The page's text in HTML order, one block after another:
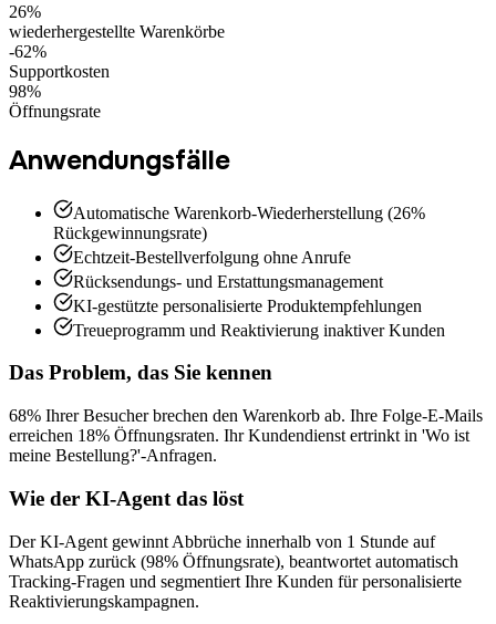
26%
wiederhergestellte Warenkörbe
-62%
Supportkosten
98%
Öffnungsrate
Anwendungsfälle
Automatische Warenkorb-Wiederherstellung (26%
Rückgewinnungsrate)
Echtzeit-Bestellverfolgung ohne Anrufe
Rücksendungs- und Erstattungsmanagement
KI-gestützte personalisierte Produktempfehlungen
Treueprogramm und Reaktivierung inaktiver Kunden
Das Problem, das Sie kennen
68% Ihrer Besucher brechen den Warenkorb ab. Ihre Folge-E-Mails
erreichen 18% Öffnungsraten. Ihr Kundendienst ertrinkt in 'Wo ist
meine Bestellung?'-Anfragen.
Wie der KI-Agent das löst
Der KI-Agent gewinnt Abbrüche innerhalb von 1 Stunde auf
WhatsApp zurück (98% Öffnungsrate), beantwortet automatisch
Tracking-Fragen und segmentiert Ihre Kunden für personalisierte
Reaktivierungskampagnen.